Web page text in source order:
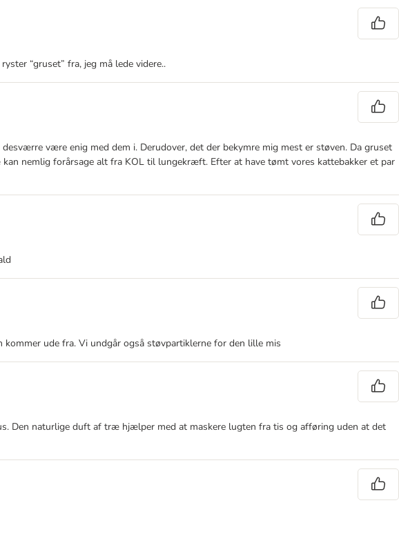
“gruset” fra, jeg må lede videre..
være enig med dem i. Derudover, det der bekymre mig mest er støven. Da gruset
nemlig forårsage alt fra KOL til lungekræft. Efter at have tømt vores kattebakker et par
ude fra. Vi undgår også støvpartiklerne for den lille mis
Den naturlige duft af træ hjælper med at maskere lugten fra tis og afføring uden at det